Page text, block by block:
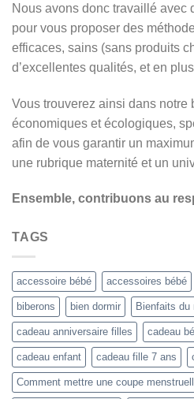
Nous avons donc travaillé avec
pour vous proposer des
efficaces, sains (sans produits
d’excellentes qualités, et en
Vous trouverez ainsi dans notre
économiques et écologiques,
afin de vous garantir un
une rubrique maternité et un
Ensemble, contribuons au
TAGS
accessoire bébé accessoires bébé
biberons bien dormir Bienfaits du
cadeau anniversaire filles cadeau
cadeau enfant cadeau fille 7 ans
Comment mettre une coupe